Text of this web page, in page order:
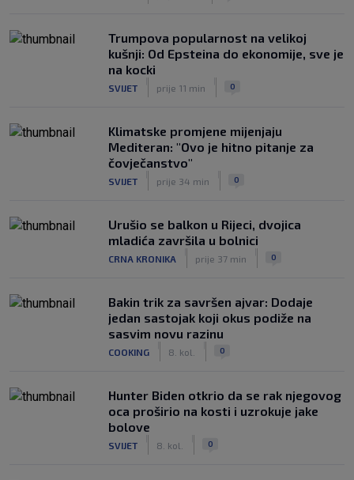
Trumpova popularnost na velikoj
kušnji: Od Epsteina do ekonomije, sve je
na kocki
SVIJET prije 11 min 0
Klimatske promjene mijenjaju
Mediteran: "Ovo je hitno pitanje za
čovječanstvo"
SVIJET prije 34 min 0
Urušio se balkon u Rijeci, dvojica
mladića završila u bolnici
CRNA KRONIKA prije 37 min 0
Bakin trik za savršen ajvar: Dodaje
jedan sastojak koji okus podiže na
sasvim novu razinu
COOKING 8. kol. 0
Hunter Biden otkrio da se rak njegovog
oca proširio na kosti i uzrokuje jake
bolove
SVIJET 8. kol. 0